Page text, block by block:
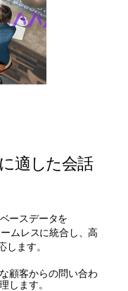
適した会話
ースデータを
ムレスに統合し、高
します。
顧客からの問い合わ
します。